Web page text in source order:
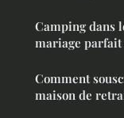
Camping dans
mariage
Comment
maison de